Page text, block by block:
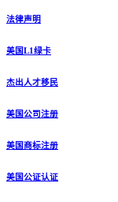
法律声明
美国L1绿卡
杰出人才移民
美国公司注册
美国商标注册
美国公证认证